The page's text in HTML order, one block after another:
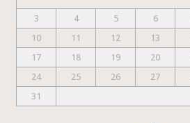
3
4 5 6
10
11 12 13
17
18 19 20
24
25 26 27
31